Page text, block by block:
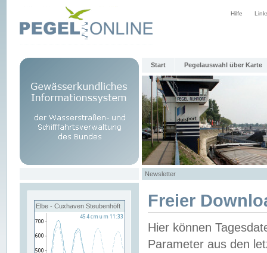
Hilfe
Start Pegelauswahl über Karte
Newsletter
Elbe - Cuxhaven Steubenhöft Freier
Hier können
Parameter aus den